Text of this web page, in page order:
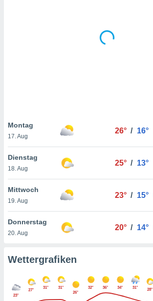
können
von
und
klicken.
und
Montag
17. Aug
26° / 16°
Dienstag
18. Aug
25° / 13°
Mittwoch
19. Aug
23° / 15°
Donnerstag
20. Aug
20° / 14°
Wettergrafiken
23°
27°
31°
31°
26°
32° 36° 34° 31° 28°